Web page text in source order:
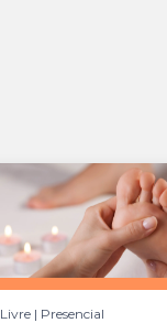
Livre | Presencial